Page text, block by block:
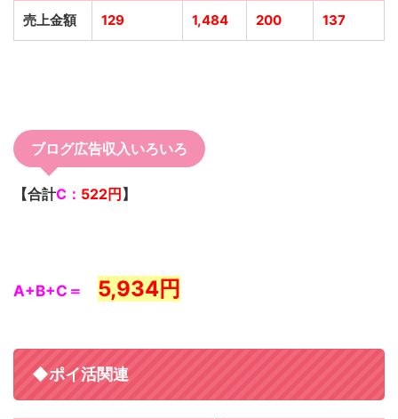
売上金額 129 1,484 200 137
ブログ広告収入いろいろ
【合計C： 522円 】
A+B+C＝ 5,934円
◆ポイ活関連